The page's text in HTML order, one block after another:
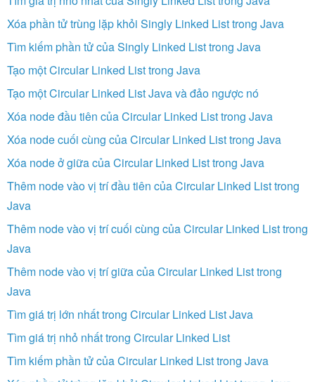
Xóa phần tử trùng lặp khỏi Singly Linked List trong Java
Tìm kiếm phần tử của Singly Linked List trong Java
Tạo một Circular Linked List trong Java
Tạo một Circular Linked List Java và đảo ngược nó
Xóa node đầu tiên của Circular Linked List trong Java
Xóa node cuối cùng của Circular Linked List trong Java
Xóa node ở giữa của Circular Linked List trong Java
Thêm node vào vị trí đầu tiên của Circular Linked List trong
Java
Thêm node vào vị trí cuối cùng của Circular Linked List trong
Java
Thêm node vào vị trí giữa của Circular Linked List trong
Java
Tìm giá trị lớn nhất trong Circular Linked List Java
Tìm giá trị nhỏ nhất trong Circular Linked List
Tìm kiếm phần tử của Circular Linked List trong Java